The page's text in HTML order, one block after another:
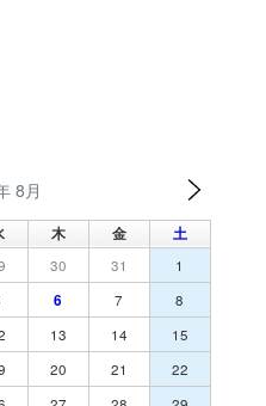
8月
木 金 土
30 31
1
6 7
8
13 14
15
20 21
22